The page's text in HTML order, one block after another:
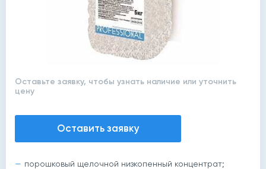
Оставьте заявку, чтобы узнать наличие или уточнить
цену
Оставить заявку
порошковый щелочной низкопенный концентрат;